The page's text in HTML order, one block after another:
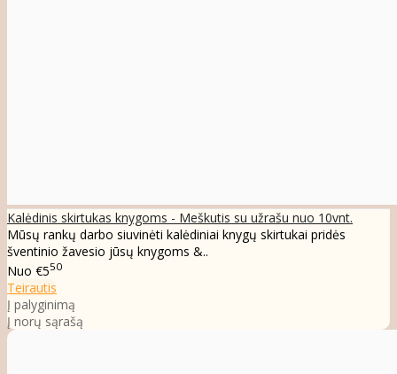
Kalėdinis skirtukas knygoms - Meškutis su užrašu nuo 10vnt.
Mūsų rankų darbo siuvinėti kalėdiniai knygų skirtukai pridės
šventinio žavesio jūsų knygoms &..
Nuo €550
Teirautis
Į palyginimą
Į norų sąrašą